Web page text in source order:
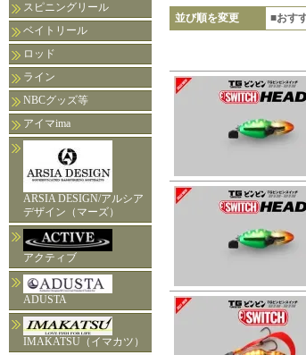
スピニングリール
ベイトリール
ロッド
ライン
NBCグッズ等
アイマima
ARSIA DESIGN/アルシア
デザイン（マーズ）
アクティブ
ADUSTA
IMAKATSU（イマカツ）
並び順を変更 ■おす